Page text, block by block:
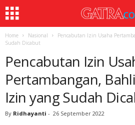
Home Nasional
Pencabutan Izin Usaha
Sudah Dicabut
Pencabutan Izin
Pertambangan,
Izin yang Sudah
By Ridhayanti - 26 September 2022